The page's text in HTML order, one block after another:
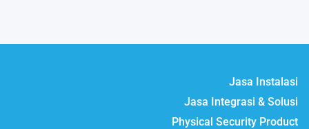
Jasa Instalasi
Jasa Integrasi & Solusi
Physical Security Product